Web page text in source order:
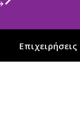
Επιχειρήσεις